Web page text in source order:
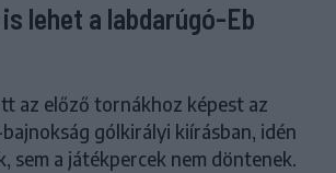
lehet a labdarúgó-Eb
az előző tornákhoz képest az
gólkirályi kiírásban, idén
sem a játékpercek nem döntenek.